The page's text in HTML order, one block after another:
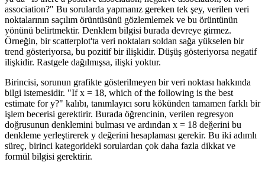
association?" Bu sorularda yapmanız gereken tek şey, verilen veri
noktalarının saçılım örüntüsünü gözlemlemek ve bu örüntünün
yönünü belirtmektir. Denklem bilgisi burada devreye girmez.
Örneğin, bir scatterplot'ta veri noktaları soldan sağa yükselen bir
trend gösteriyorsa, bu pozitif bir ilişkidir. Düşüş gösteriyorsa negatif
ilişkidir. Rastgele dağılmışsa, ilişki yoktur.
Birincisi, sorunun grafikte gösterilmeyen bir veri noktası hakkında
bilgi istemesidir. "If x = 18, which of the following is the best
estimate for y?" kalıbı, tanımlayıcı soru kökünden tamamen farklı bir
işlem becerisi gerektirir. Burada öğrencinin, verilen regresyon
doğrusunun denklemini bulması ve ardından x = 18 değerini bu
denkleme yerleştirerek y değerini hesaplaması gerekir. Bu iki adımlı
süreç, birinci kategorideki sorulardan çok daha fazla dikkat ve
formül bilgisi gerektirir.